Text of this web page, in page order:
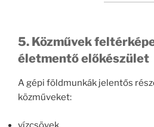
5. Közművek
életmentő előkészület
A gépi földmunkák jelentős
közműveket: